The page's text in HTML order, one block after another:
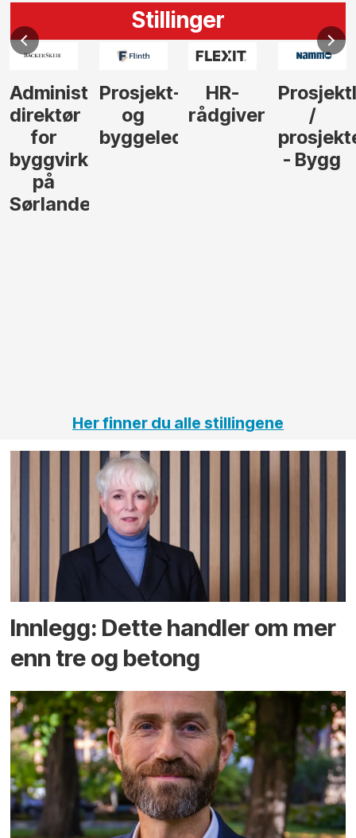
Stillinger
Administrerende
direktør
for
byggvirksomhet
på
Sørlandet
Prosjekt-
og
byggeleder
HR-
rådgiver
/
- Bygg
Her finner du alle stillingene
Innlegg: Dette handler om mer
enn tre og betong